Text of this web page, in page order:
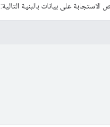
على بيانات بالبنية التالية: